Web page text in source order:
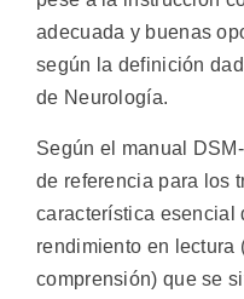
adecuada y buenas
según la definición
de Neurología.
Según el manual
de referencia para los
característica esencial
rendimiento en lectura
comprensión) que se